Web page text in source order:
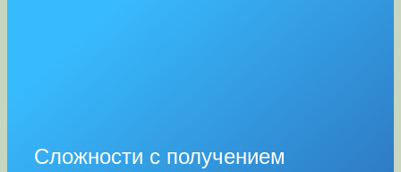
Сложности с получением